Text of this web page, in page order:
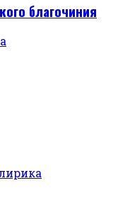
благочиния